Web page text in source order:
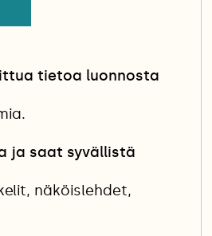
tietoa luonnosta
ja saat syvällistä
näköislehdet,